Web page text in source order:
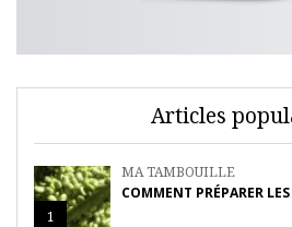
Articles
1
MA TAMBOUILLE
COMMENT PRÉPARER